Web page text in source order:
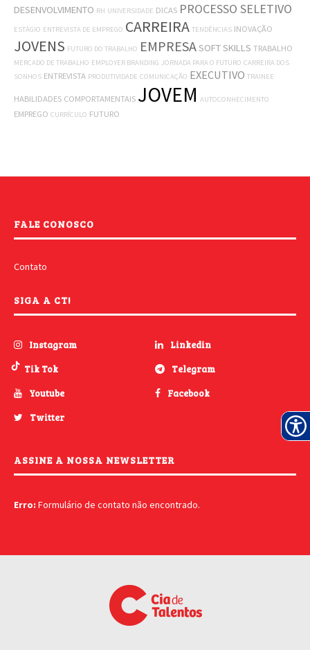
DESENVOLVIMENTO RH UNIVERSIDADE DICAS PROCESSO SELETIVO
ESTÁGIO ENTREVISTA DE EMPREGO CARREIRA TENDÊNCIAS INOVAÇÃO
JOVENS FUTURO DO TRABALHO EMPRESASOFT SKILLS TRABALHO
MERCADO DE TRABALHO EMPLOYER BRANDING JORNADA PARA O FUTURO CARREIRA DOS
SONHOS ENTREVISTA PRODUTIVIDADE COMUNICAÇÃO EXECUTIVO TRAINEE
HABILIDADES COMPORTAMENTAIS JOVEM AUTOCONHECIMENTO
EMPREGO CURRÍCULO FUTURO
FALE CONOSCO
Contato
SIGA A CT!
Instagram
Linkedin
Tik Tok
Telegram
Youtube
Facebook
Twitter
ASSINE A NOSSA NEWSLETTER
Erro: Formulário de contato não encontrado.